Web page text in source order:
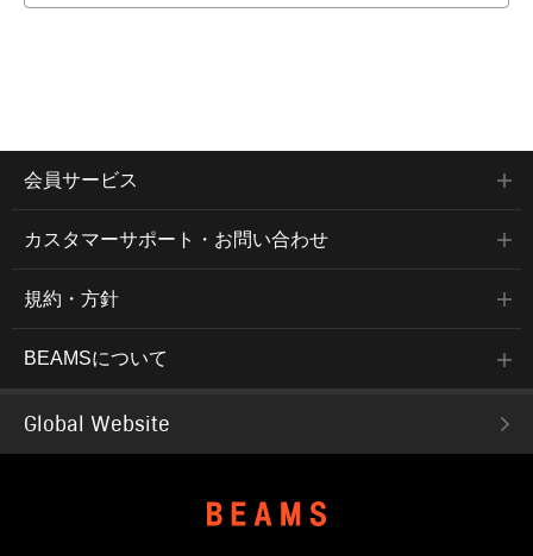
会員サービス
カスタマーサポート・お問い合わせ
規約・方針
BEAMSについて
Global Website